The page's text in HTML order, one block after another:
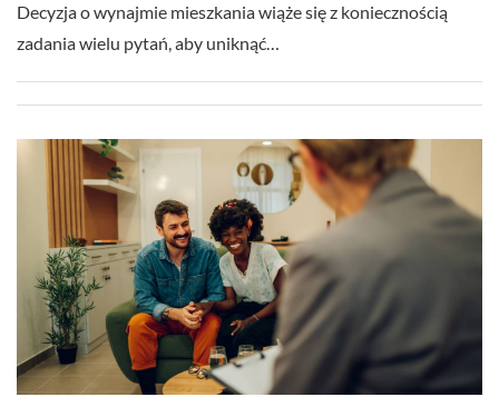
Decyzja o wynajmie mieszkania wiąże się z koniecznością
zadania wielu pytań, aby uniknąć…